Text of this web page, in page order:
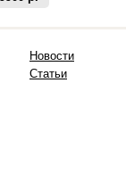
Новости
Статьи